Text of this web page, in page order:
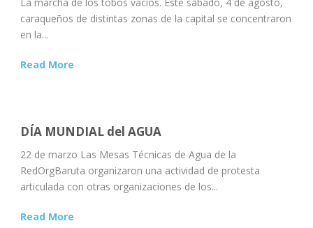
caraqueños de distintas zonas de la capital se concentraron
en la...
Read More
DÍA MUNDIAL del AGUA
22 de marzo Las Mesas Técnicas de Agua de la
RedOrgBaruta organizaron una actividad de protesta
articulada con otras organizaciones de los...
Read More